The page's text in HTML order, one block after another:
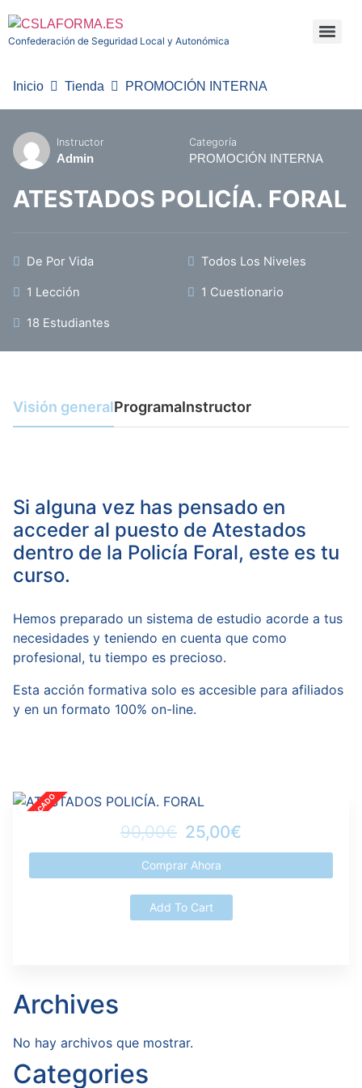
Confederación de Seguridad Local y Autonómica
Inicio Tienda PROMOCIÓN INTERNA
Instructor
Admin
Categoría
PROMOCIÓN INTERNA
ATESTADOS POLICÍA. FORAL
De Por Vida Todos Los Niveles
1 Lección 1 Cuestionario
18 Estudiantes
Visión generalProgramaInstructor
Si alguna vez has pensado en
acceder al puesto de Atestados
dentro de la Policía Foral, este es tu
curso.
Hemos preparado un sistema de estudio acorde a tus
necesidades y teniendo en cuenta que como
profesional, tu tiempo es precioso.
Esta acción formativa solo es accesible para afiliados
y en un formato 100% on-line.
90,00€ 25,00€
Comprar Ahora
Add To Cart
Archives
No hay archivos que mostrar.
Categories